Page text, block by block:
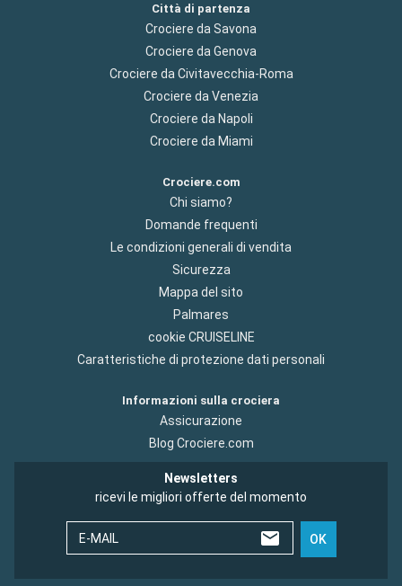
Città di partenza
Crociere da Savona
Crociere da Genova
Crociere da Civitavecchia-Roma
Crociere da Venezia
Crociere da Napoli
Crociere da Miami
Crociere.com
Chi siamo?
Domande frequenti
Le condizioni generali di vendita
Sicurezza
Mappa del sito
Palmares
cookie CRUISELINE
Caratteristiche di protezione dati personali
Informazioni sulla crociera
Assicurazione
Blog Crociere.com
Newsletters
ricevi le migliori offerte del momento
E-MAIL OK